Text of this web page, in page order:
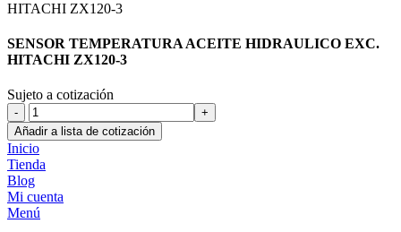
SENSOR TEMPERATURA ACEITE HIDRAULICO EXC.
HITACHI ZX120-3
Sujeto a cotización
SENSOR
TEMPERATURA
ACEITE
HIDRAULICO
EXC.
HITACHI
ZX120-
3
Añadir a lista de cotización
Inicio
Tienda
Blog
Mi cuenta
Menú